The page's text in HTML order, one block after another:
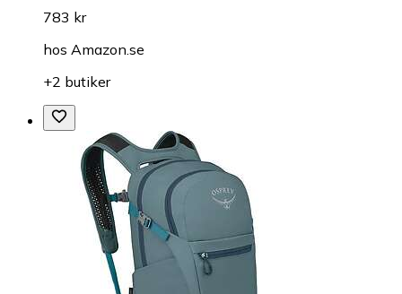
783 kr
hos Amazon.se
+2 butiker